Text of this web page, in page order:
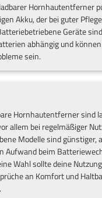
Hornhautentferner
Akku, der bei guter
Geräte
abhängig und
sein.
Hornhautentferner sind
allem bei regelmäßiger
Modelle sind günstiger,
Aufwand beim
Wahl sollte deine
an Komfort und